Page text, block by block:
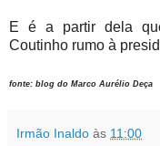
E é a partir dela
Coutinho rumo à
fonte: blog do Marco Aurélio Deça
Irmão Inaldo às 11:00